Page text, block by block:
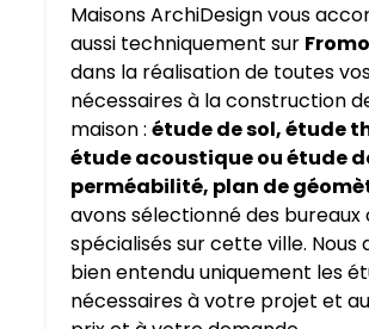
Maisons ArchiDesign vous
aussi techniquement sur
dans la réalisation de toutes
nécessaires à la construction
maison : étude de sol, étude
étude acoustique ou étude
perméabilité, plan de
avons sélectionné des bureaux
spécialisés sur cette ville. Nous
bien entendu uniquement les
nécessaires à votre projet et